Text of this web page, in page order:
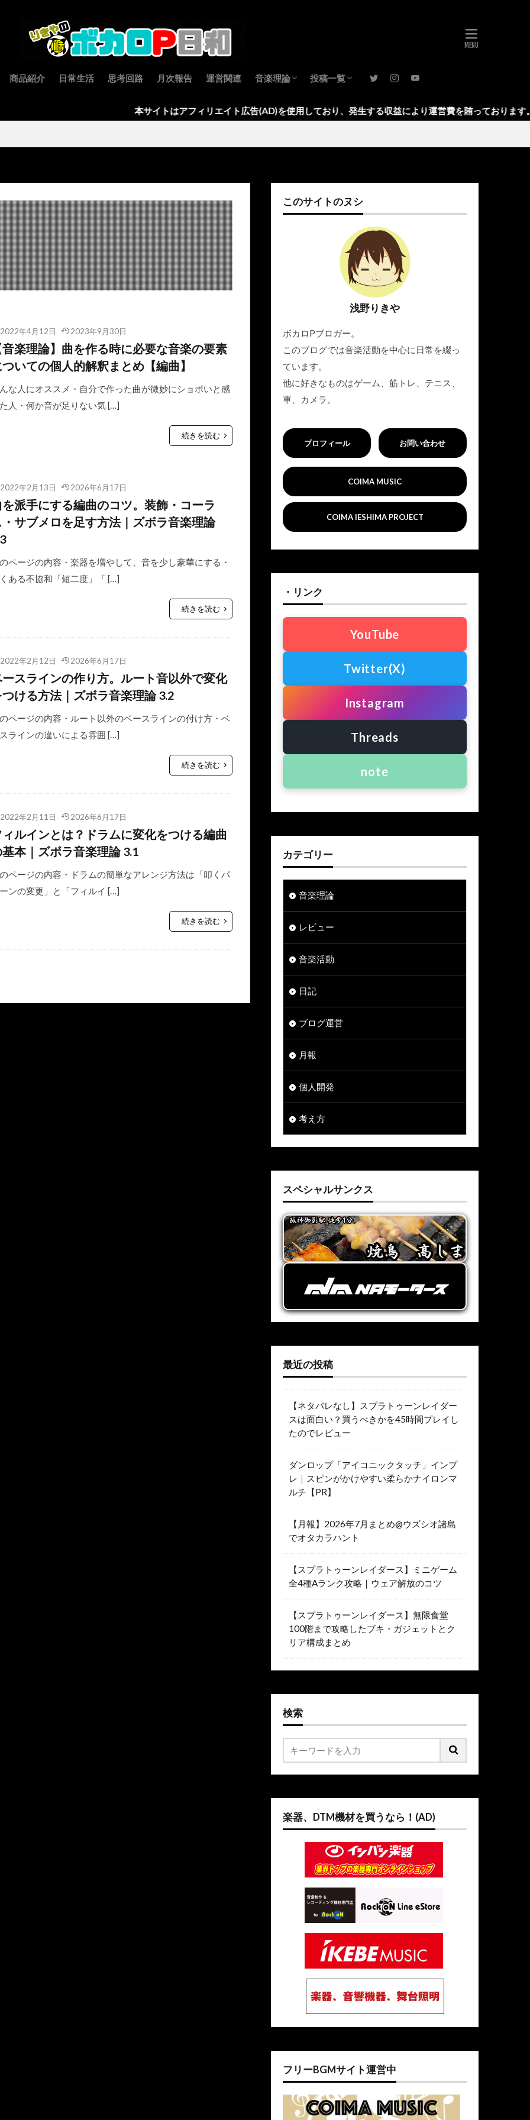
商品紹介 日常生活 思考回路 月次報告 運営関連 音楽理論
音楽理論(基礎)
音楽理論(発展)
投稿一覧
レビュー
音楽活動
考え方
ブログ運営
日記
月報
音楽理論
本サイトはアフィリエイト広告(AD)を使用しており、発生する収益により運営費を賄っております。
2022年4月12日 2023年9月30日
楽理論】曲を作る時に必要な音楽の要素
いての個人的解釈まとめ【編曲】
な人にオススメ・自分で作った曲が微妙にショボいと感
人・何か音が足りない気 […]
続きを読む
2022年2月13日 2026年6月17日
派手にする編曲のコツ。装飾・コーラ
サブメロを足す方法｜ズボラ音楽理論
ページの内容・楽器を増やして、音を少し豪華にする・
ある不協和「短二度」「 […]
続きを読む
2022年2月12日 2026年6月17日
スラインの作り方。ルート音以外で変化
ける方法｜ズボラ音楽理論 3.2
ページの内容・ルート以外のベースラインの付け方・ベ
ラインの違いによる雰囲 […]
続きを読む
2022年2月11日 2026年6月17日
ルインとは？ドラムに変化をつける編曲
本｜ズボラ音楽理論 3.1
ページの内容・ドラムの簡単なアレンジ方法は「叩くパ
ンの変更」と「フィルイ […]
続きを読む
このサイトのヌシ
浅野りきや
ボカロPブロガー。
このブログでは音楽活動を中心に日常を綴っ
ています。
他に好きなものはゲーム、筋トレ、テニス、
車、カメラ。
プロフィール お問い合わせ
COIMA MUSIC
COIMA IESHIMA PROJECT
・リンク
YouTube
Twitter(X)
Instagram
Threads
note
カテゴリー
音楽理論
レビュー
音楽活動
日記
ブログ運営
月報
個人開発
考え方
スペシャルサンクス
最近の投稿
【ネタバレなし】スプラトゥーンレイダー
スは面白い？買うべきかを45時間プレイし
たのでレビュー
ダンロップ「アイコニックタッチ」インプ
レ｜スピンがかけやすい柔らかナイロンマ
ルチ【PR】
【月報】2026年7月まとめ@ウズシオ諸島
でオタカラハント
【スプラトゥーンレイダース】ミニゲーム
全4種Aランク攻略｜ウェア解放のコツ
【スプラトゥーンレイダース】無限食堂
100階まで攻略したブキ・ガジェットとク
リア構成まとめ
検索
楽器、DTM機材を買うなら！(AD)
フリーBGMサイト運営中